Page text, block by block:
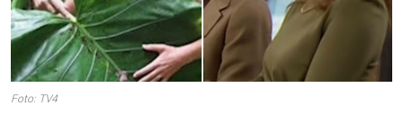
Foto: TV4